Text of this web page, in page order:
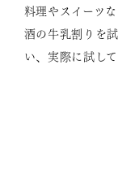
料理やスイーツ
酒の牛乳割りを
い、実際に試して